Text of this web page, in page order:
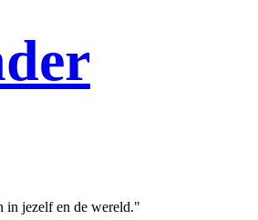
in jezelf en de wereld."